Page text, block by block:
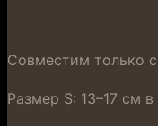
Совместим только
Размер S: 13–17 см в